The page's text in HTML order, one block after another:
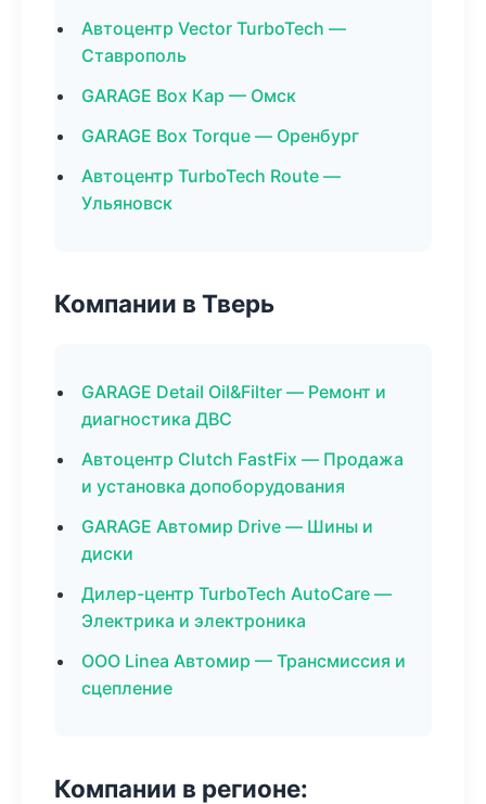
Автоцентр Vector TurboTech —
Ставрополь
GARAGE Box Кар — Омск
GARAGE Box Torque — Оренбург
Автоцентр TurboTech Route —
Ульяновск
Компании в Тверь
GARAGE Detail Oil&Filter — Ремонт и
диагностика ДВС
Автоцентр Clutch FastFix — Продажа
и установка допоборудования
GARAGE Автомир Drive — Шины и
диски
Дилер-центр TurboTech AutoCare —
Электрика и электроника
ООО Linea Автомир — Трансмиссия и
сцепление
Компании в регионе: